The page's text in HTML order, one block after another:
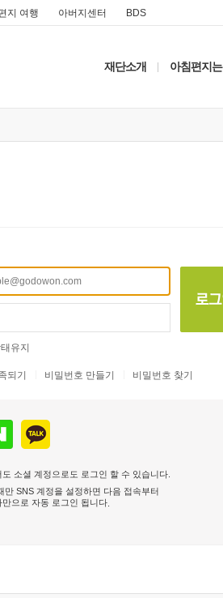
지 여행 아버지센터 BDS
재단소개 아침편지는
유지
되기 비밀번호 만들기 비밀번호 찾기
소셜 계정으로도 로그인 할 수 있습니다.
만 SNS 계정을 설정하면 다음 접속부터
으로 자동 로그인 됩니다